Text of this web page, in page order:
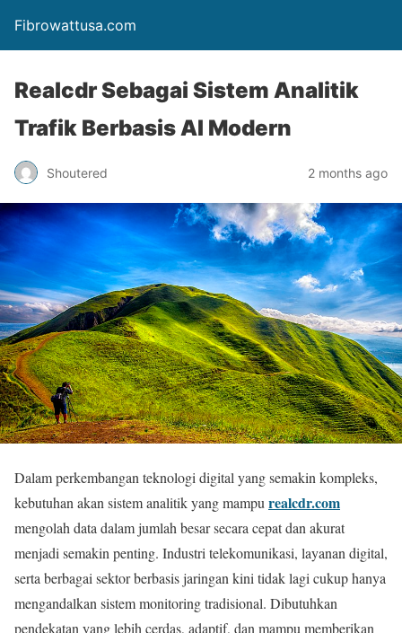
Fibrowattusa.com
Realcdr Sebagai Sistem Analitik
Trafik Berbasis AI Modern
Shoutered 2 months ago
Dalam perkembangan teknologi digital yang semakin kompleks,
kebutuhan akan sistem analitik yang mampurealcdr.com
mengolah data dalam jumlah besar secara cepat dan akurat
menjadi semakin penting. Industri telekomunikasi, layanan digital,
serta berbagai sektor berbasis jaringan kini tidak lagi cukup hanya
mengandalkan sistem monitoring tradisional. Dibutuhkan
pendekatan yang lebih cerdas, adaptif, dan mampu memberikan